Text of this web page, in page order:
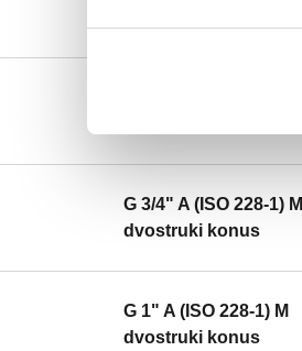
G 3/4" A (ISO 228-1) M
dvostruki konus
G 1" A (ISO 228-1) M
dvostruki konus